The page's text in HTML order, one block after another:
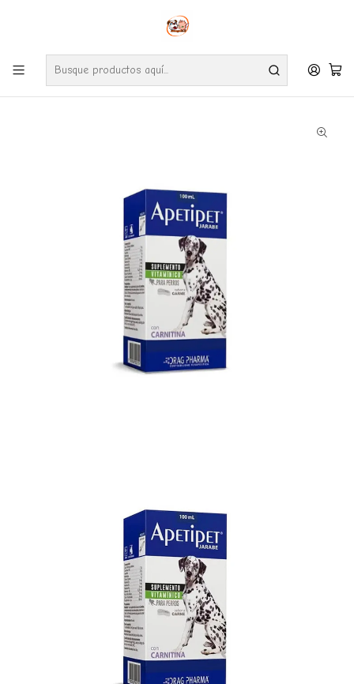
Envíos gratuitos por compras desde $24.990 en la RM (Comunas informadas
Ve nuestras zonas de cobertura diaria.
Inicio Farmacia Perro Apetipet Jarabe 100 ML